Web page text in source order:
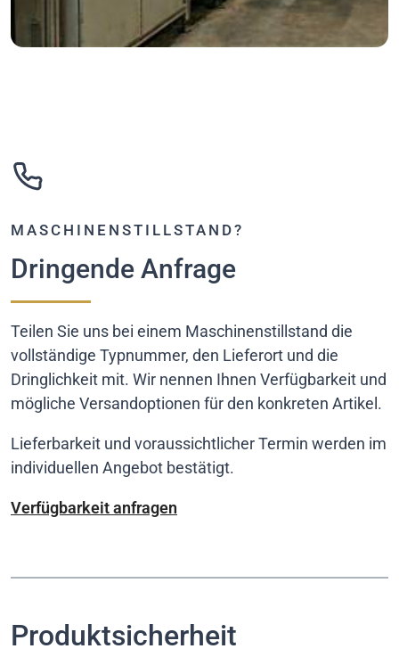
MASCHINENSTILLSTAND?
Dringende Anfrage
Teilen Sie uns bei einem Maschinenstillstand die
vollständige Typnummer, den Lieferort und die
Dringlichkeit mit. Wir nennen Ihnen Verfügbarkeit und
mögliche Versandoptionen für den konkreten Artikel.
Lieferbarkeit und voraussichtlicher Termin werden im
individuellen Angebot bestätigt.
Verfügbarkeit anfragen
Produktsicherheit